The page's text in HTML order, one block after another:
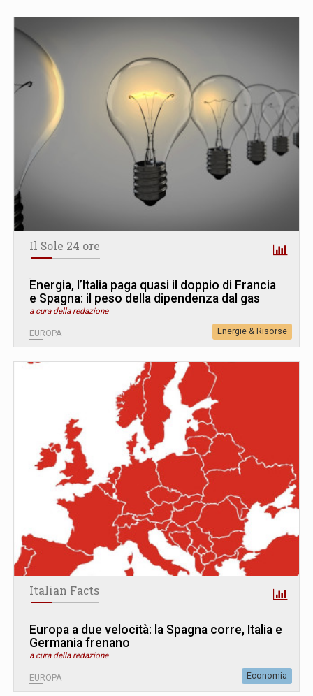
Il Sole 24 ore
Energia, l’Italia paga quasi il doppio di Francia
e Spagna: il peso della dipendenza dal gas
a cura della redazione
EUROPA Energie & Risorse
Italian Facts
Europa a due velocità: la Spagna corre, Italia e
Germania frenano
a cura della redazione
EUROPA Economia